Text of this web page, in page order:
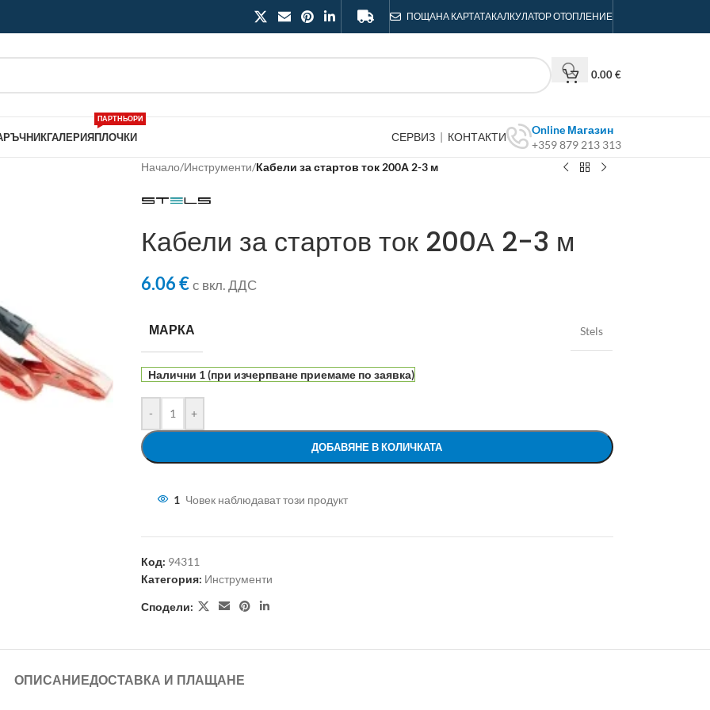
ПОЩАНА КАРТАТАКАЛКУЛАТОР ОТОПЛЕНИЕ
0.00€
ГАЛЕРИЯПЛОЧКИ
ПАРТНЬОРИ
СЕРВИЗ | КОНТАКТИ
Online Магазин
+359 879 213 313
Начало/Инструменти/Кабели за стартов ток 200А 2-3 м
Кабели за стартов ток 200А 2-3 м
6.06€с вкл. ДДС
МАРКА Stels
Налични 1 (при изчерпване приемаме по заявка)
- +
ДОБАВЯНЕ В КОЛИЧКАТА
1 Човек наблюдават този продукт
Код: 94311
Категория: Инструменти
Сподели:
ОПИСАНИЕДОСТАВКА И ПЛАЩАНЕ